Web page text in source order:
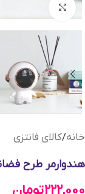
بزرگنمایی
خانه/کالای فانتزی
هندوارمر طرح
222,000تومان